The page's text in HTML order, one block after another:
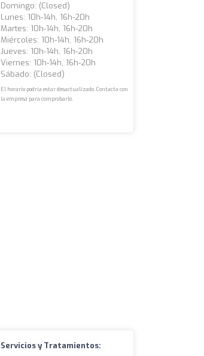
Domingo: (closed)
Lunes: 10h-14h, 16h-20h
Martes: 10h-14h, 16h-20h
Miércoles: 10h-14h, 16h-20h
Jueves: 10h-14h, 16h-20h
Viernes: 10h-14h, 16h-20h
Sábado: (closed)
El horario podría estar desactualizado. Contacta con
la empresa para comprobarlo.
Servicios y Tratamientos: